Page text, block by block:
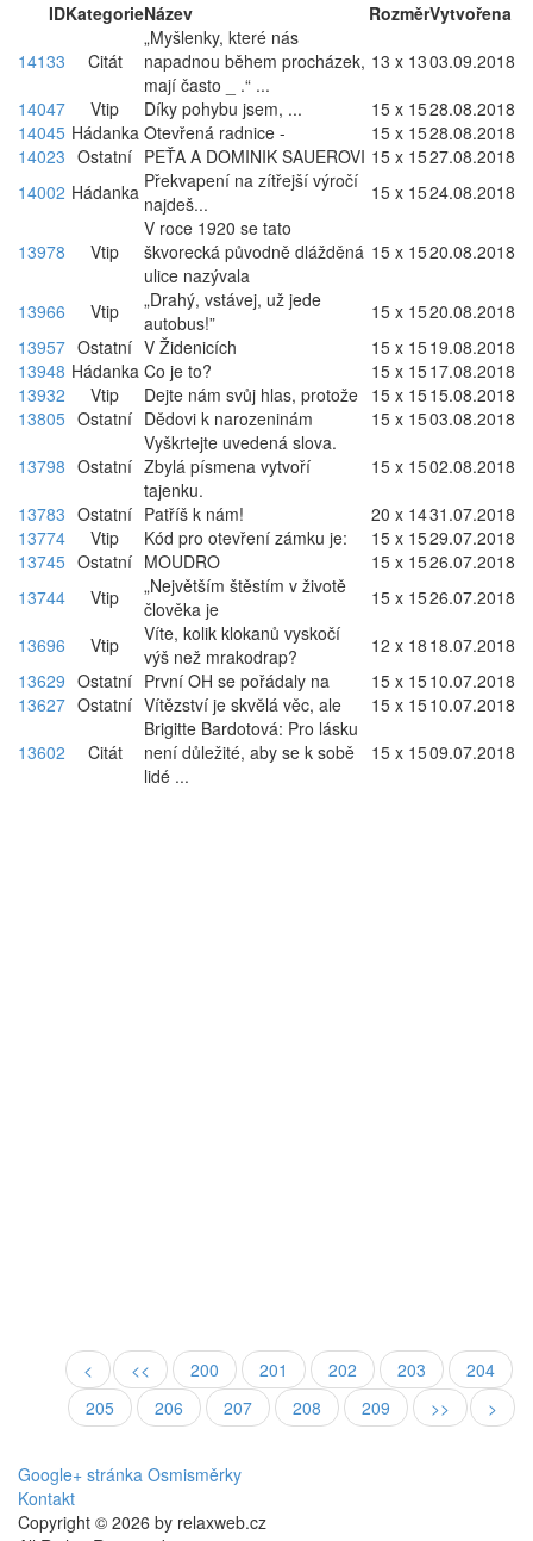
IDKategorieNázev RozměrVytvořena
14133
Citát
„Myšlenky, které nás
napadnou během procházek,
mají často _ .“ ...
13 x 1303.09.2018
14047
Vtip Díky pohybu jsem, ... 15 x 1528.08.2018
14045 Hádanka Otevřená radnice - 15 x 1528.08.2018
14023 Ostatní PEŤA A DOMINIK SAUEROVI 15 x 1527.08.2018
14002 Hádanka Překvapení na zítřejší výročí
najdeš...
15 x 1524.08.2018
13978 Vtip
V roce 1920 se tato
škvorecká původně dlážděná
ulice nazývala
15 x 1520.08.2018
13966 Vtip
„Drahý, vstávej, už jede
autobus!”
15 x 1520.08.2018
13957 Ostatní V Židenicích 15 x 1519.08.2018
13948 Hádanka Co je to? 15 x 1517.08.2018
13932
Vtip Dejte nám svůj hlas, protože 15 x 1515.08.2018
13805 Ostatní Dědovi k narozeninám 15 x 1503.08.2018
13798 Ostatní
Vyškrtejte uvedená slova.
Zbylá písmena vytvoří
tajenku.
15 x 1502.08.2018
13783 Ostatní Patříš k nám! 20 x 1431.07.2018
13774
Vtip Kód pro otevření zámku je: 15 x 1529.07.2018
13745 Ostatní MOUDRO 15 x 1526.07.2018
13744
Vtip
„Největším štěstím v životě
člověka je
15 x 1526.07.2018
13696
Vtip
Víte, kolik klokanů vyskočí
výš než mrakodrap?
12 x 18 18.07.2018
13629 Ostatní První OH se pořádaly na 15 x 1510.07.2018
13627 Ostatní Vítězství je skvělá věc, ale 15 x 1510.07.2018
13602
Citát
Brigitte Bardotová: Pro lásku
není důležité, aby se k sobě
lidé ...
15 x 1509.07.2018
<<
< 200 201 202 203
204
205
206 207 208 209 >
>>
Google+ stránka Osmisměrky
Kontakt
Copyright © 2026 by relaxweb.cz